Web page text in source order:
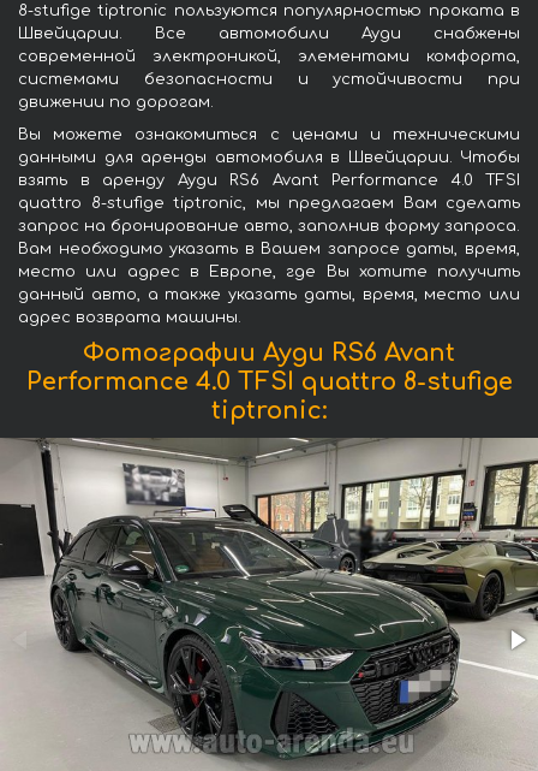
8-stufige tiptronic пользуются популярностью проката в
Швейцарии. Все автомобили Ауди снабжены
современной электроникой, элементами комфорта,
системами безопасности и устойчивости при
движении по дорогам.
Вы можете ознакомиться с ценами и техническими
данными для аренды автомобиля в Швейцарии. Чтобы
взять в аренду Ауди RS6 Avant Performance 4.0 TFSI
quattro 8-stufige tiptronic, мы предлагаем Вам сделать
запрос на бронирование авто, заполнив форму запроса.
Вам необходимо указать в Вашем запросе даты, время,
место или адрес в Европе, где Вы хотите получить
данный авто, а также указать даты, время, место или
адрес возврата машины.
Фотографии Ауди RS6 Avant
Performance 4.0 TFSI quattro 8-stufige
tiptronic: